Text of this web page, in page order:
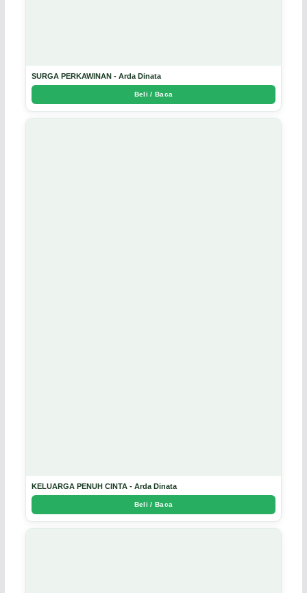
SURGA PERKAWINAN - Arda Dinata
Beli / Baca
KELUARGA PENUH CINTA - Arda Dinata
Beli / Baca